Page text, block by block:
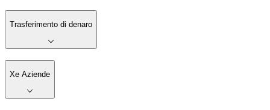
Trasferimento di denaro
Xe Aziende